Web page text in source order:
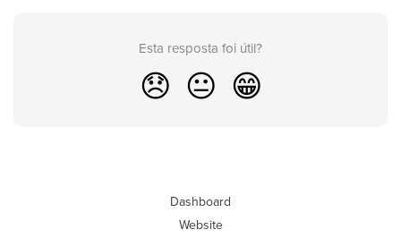
Esta resposta foi útil?
😞 😐 😁
Dashboard
Website